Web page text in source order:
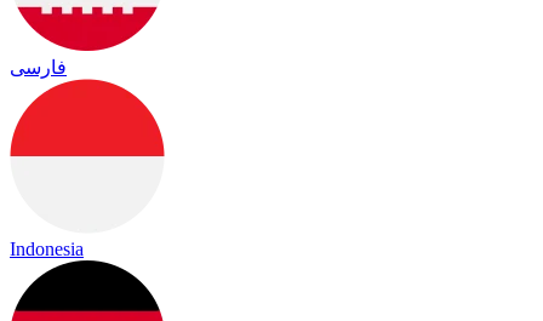
فارسی
Indonesia